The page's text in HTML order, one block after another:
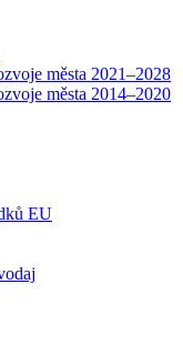
města 2021–2028
města 2014–2020
EU